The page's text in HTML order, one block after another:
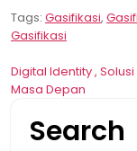
Tags: Gasifikasi,
Gasifikasi
Post
Digital Identity ,
Masa Depan
Search